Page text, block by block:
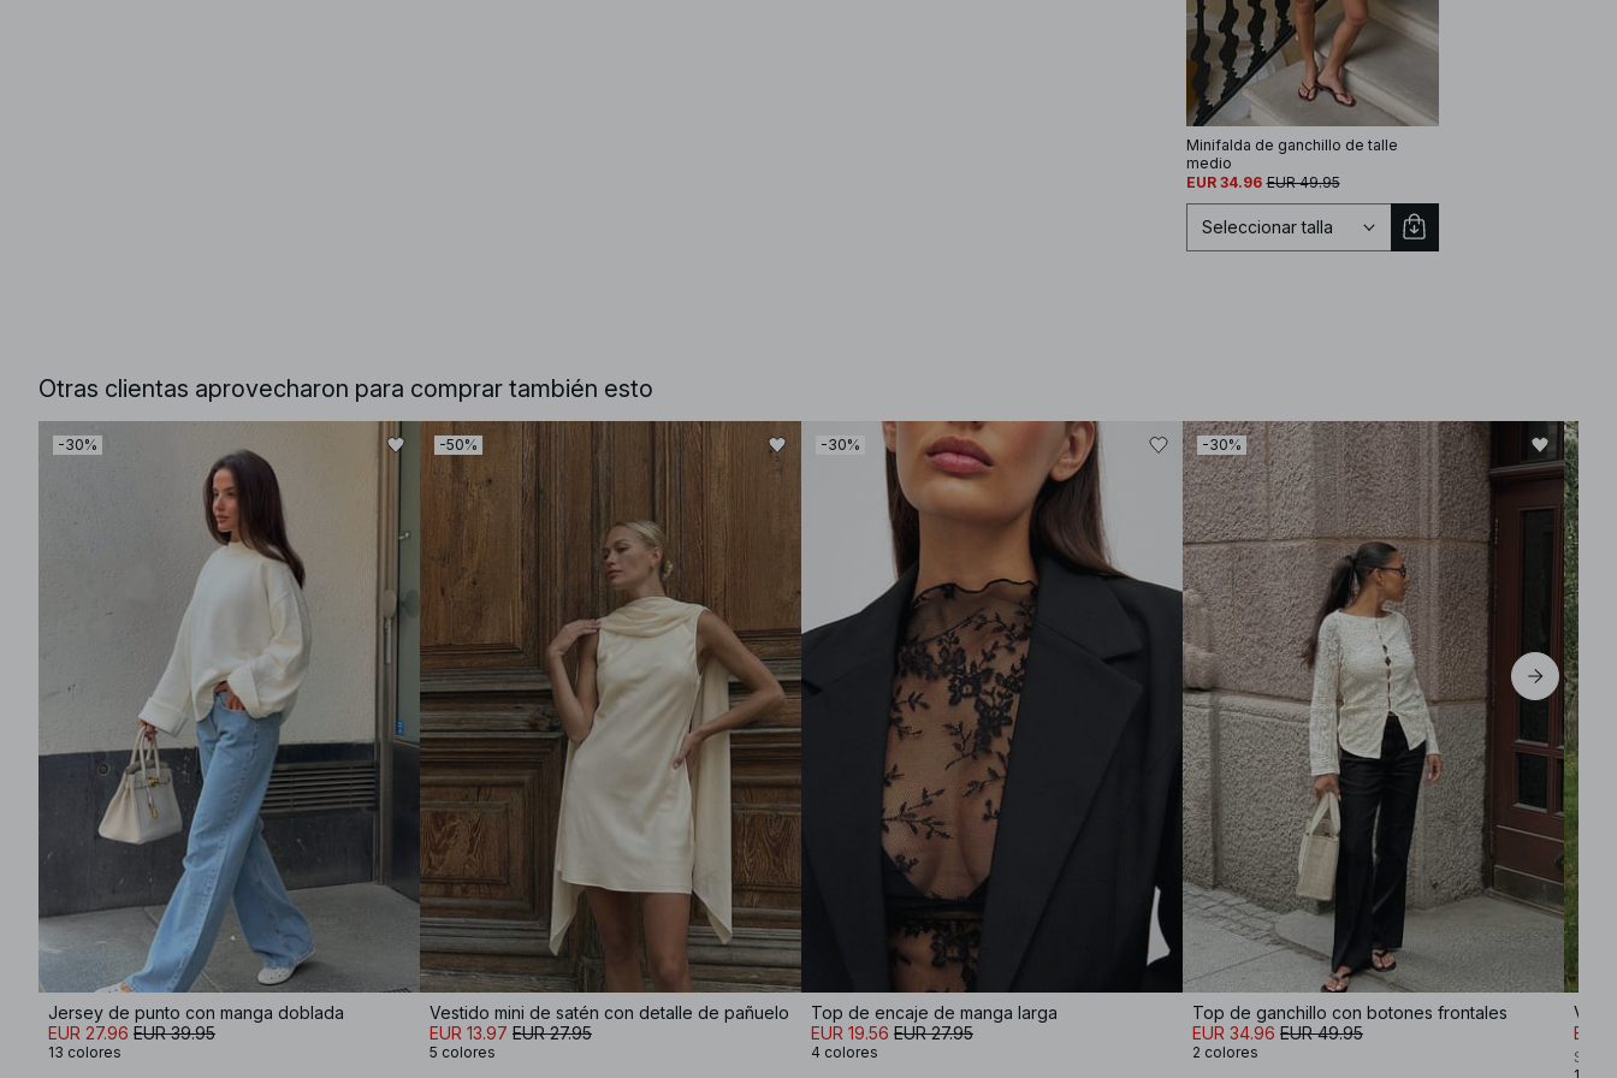
Minifalda de ganchillo de talle
medio
EUR 34.96 EUR 49.95
Seleccionar talla
S
M
L
Seleccionar talla
Otras clientas aprovecharon para comprar también esto
-30%
Jersey de punto con manga doblada
EUR 27.96 EUR 39.95
13 colores
-50%
Vestido mini de satén con detalle de pañuelo
EUR 13.97 EUR 27.95
5 colores
-30%
Top de encaje de manga larga
EUR 19.56 EUR 27.95
4 colores
-30%
Top de ganchillo con botones frontales
EUR 34.96 EUR 49.95
2 colores
EUR
Sofi